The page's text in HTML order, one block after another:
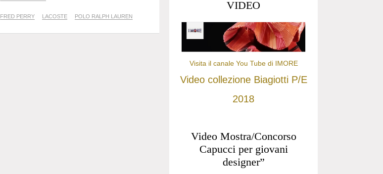
FRED PERRY LACOSTE POLO RALPH LAUREN
VIDEO
Visita il canale You Tube di IMORE
Video collezione Biagiotti P/E
2018
Video Mostra/Concorso
Capucci per giovani
designer”